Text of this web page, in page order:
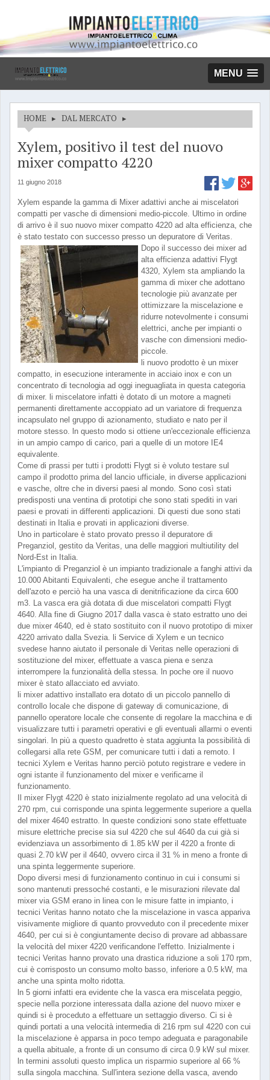
MENU
HOME ▸ DAL MERCATO ▸
Xylem, positivo il test del nuovo
mixer compatto 4220
11 giugno 2018
Xylem espande la gamma di Mixer adattivi anche ai miscelatori
compatti per vasche di dimensioni medio-piccole. Ultimo in ordine
di arrivo è il suo nuovo mixer compatto 4220 ad alta efficienza, che
è stato testato con successo presso un depuratore di Veritas.
Dopo il successo dei mixer ad
alta efficienza adattivi Flygt
4320, Xylem sta ampliando la
gamma di mixer che adottano
tecnologie più avanzate per
ottimizzare la miscelazione e
ridurre notevolmente i consumi
elettrici, anche per impianti o
vasche con dimensioni medio-
piccole.
li nuovo prodotto è un mixer
compatto, in esecuzione interamente in acciaio inox e con un
concentrato di tecnologia ad oggi ineguagliata in questa categoria
di mixer. li miscelatore infatti è dotato di un motore a magneti
permanenti direttamente accoppiato ad un variatore di frequenza
incapsulato nel gruppo di azionamento, studiato e nato per il
motore stesso. ln questo modo si ottiene un'eccezionale efficienza
in un ampio campo di carico, pari a quelle di un motore IE4
equivalente.
Come di prassi per tutti i prodotti Flygt si è voluto testare sul
campo il prodotto prima del lancio ufficiale, in diverse applicazioni
e vasche, oltre che in diversi paesi al mondo. Sono così stati
predisposti una ventina di prototipi che sono stati spediti in vari
paesi e provati in differenti applicazioni. Di questi due sono stati
destinati in Italia e provati in applicazioni diverse.
Uno in particolare è stato provato presso il depuratore di
Preganziol, gestito da Veritas, una delle maggiori multiutility del
Nord-Est in Italia.
L'impianto di Preganziol è un impianto tradizionale a fanghi attivi da
10.000 Abitanti Equivalenti, che esegue anche il trattamento
dell'azoto e perciò ha una vasca di denitrificazione da circa 600
m3. La vasca era già dotata di due miscelatori compatti Flygt
4640. Alla fine di Giugno 2017 dalla vasca è stato estratto uno dei
due mixer 4640, ed è stato sostituito con il nuovo prototipo di mixer
4220 arrivato dalla Svezia. li Service di Xylem e un tecnico
svedese hanno aiutato il personale di Veritas nelle operazioni di
sostituzione del mixer, effettuate a vasca piena e senza
interrompere la funzionalità della stessa. ln poche ore il nuovo
mixer è stato allacciato ed avviato.
li mixer adattivo installato era dotato di un piccolo pannello di
controllo locale che dispone di gateway di comunicazione, di
pannello operatore locale che consente di regolare la macchina e di
visualizzare tutti i parametri operativi e gli eventuali allarmi o eventi
singolari. ln più a questo quadretto è stata aggiunta la possibilità di
collegarsi alla rete GSM, per comunicare tutti i dati a remoto. I
tecnici Xylem e Veritas hanno perciò potuto registrare e vedere in
ogni istante il funzionamento del mixer e verificarne il
funzionamento.
Il mixer Flygt 4220 è stato inizialmente regolato ad una velocità di
270 rpm, cui corrisponde una spinta leggermente superiore a quella
del mixer 4640 estratto. ln queste condizioni sono state effettuate
misure elettriche precise sia sul 4220 che sul 4640 da cui già si
evidenziava un assorbimento di 1.85 kW per il 4220 a fronte di
quasi 2.70 kW per il 4640, ovvero circa il 31 % in meno a fronte di
una spinta leggermente superiore.
Dopo diversi mesi di funzionamento continuo in cui i consumi si
sono mantenuti pressoché costanti, e le misurazioni rilevate dal
mixer via GSM erano in linea con le misure fatte in impianto, i
tecnici Veritas hanno notato che la miscelazione in vasca appariva
visivamente migliore di quanto provveduto con il precedente mixer
4640, per cui si è congiuntamente deciso di provare ad abbassare
la velocità del mixer 4220 verificandone l'effetto. Inizialmente i
tecnici Veritas hanno provato una drastica riduzione a soli 170 rpm,
cui è corrisposto un consumo molto basso, inferiore a 0.5 kW, ma
anche una spinta molto ridotta.
ln 5 giorni infatti era evidente che la vasca era miscelata peggio,
specie nella porzione interessata dalla azione del nuovo mixer e
quindi si è proceduto a effettuare un settaggio diverso. Ci si è
quindi portati a una velocità intermedia di 216 rpm sul 4220 con cui
la miscelazione è apparsa in poco tempo adeguata e paragonabile
a quella abituale, a fronte di un consumo di circa 0.9 kW sul mixer.
ln termini assoluti questo implica un risparmio superiore al 66 %
sulla singola macchina. Sull'intera sezione della vasca, avendo